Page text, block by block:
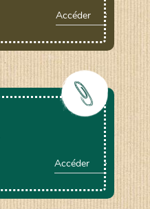
Accéder
Accéder